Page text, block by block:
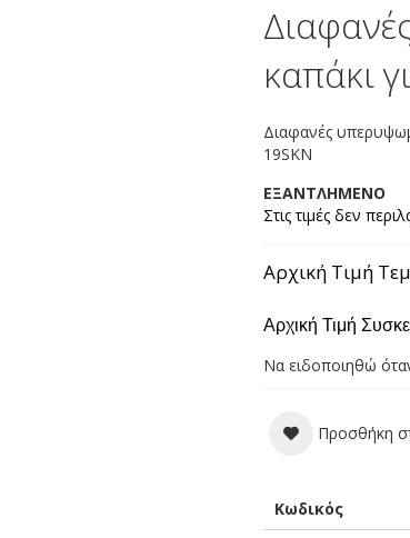
καπάκι
Διαφανές
19SKN
ΕΞΑΝΤΛΗΜΕΝΟ
Αρχική Τιμή
Αρχική Τιμή
Να ειδοποιηθώ
Προσθήκη
Περισσότερες
Πληροφορίες
Κωδικός